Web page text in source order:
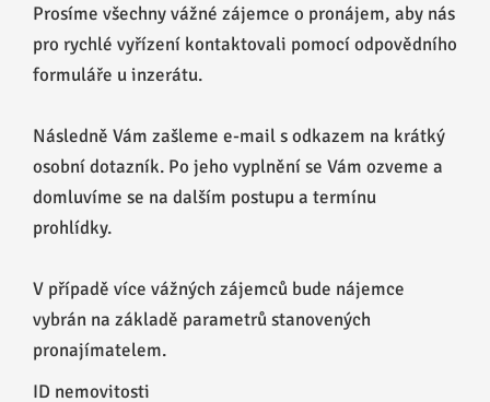
Prosíme všechny vážné zájemce o pronájem, aby nás
pro rychlé vyřízení kontaktovali pomocí odpovědního
formuláře u inzerátu.
Následně Vám zašleme e-mail s odkazem na krátký
osobní dotazník. Po jeho vyplnění se Vám ozveme a
domluvíme se na dalším postupu a termínu
prohlídky.
V případě více vážných zájemců bude nájemce
vybrán na základě parametrů stanovených
pronajímatelem.
ID nemovitosti